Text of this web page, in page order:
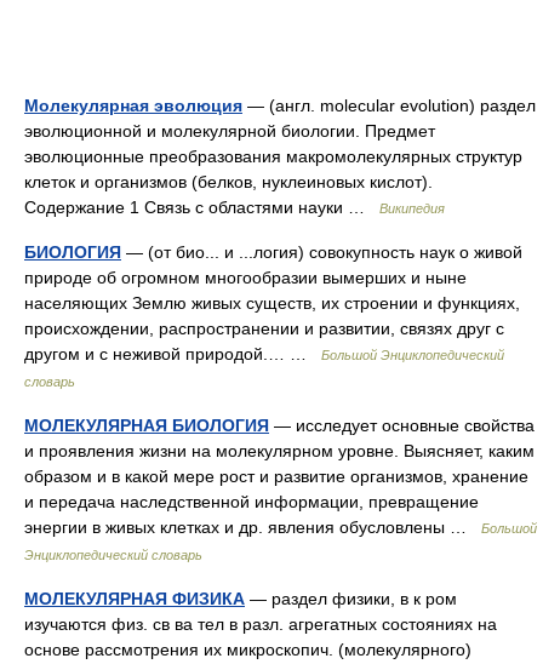
Молекулярная эволюция — (англ. molecular evolution) раздел
эволюционной и молекулярной биологии. Предмет
эволюционные преобразования макромолекулярных структур
клеток и организмов (белков, нуклеиновых кислот).
Содержание 1 Связь с областями науки …
Википедия
БИОЛОГИЯ — (от био... и ...логия) совокупность наук о живой
природе об огромном многообразии вымерших и ныне
населяющих Землю живых существ, их строении и функциях,
происхождении, распространении и развитии, связях друг с
другом и с неживой природой.… …
Большой Энциклопедический
словарь
МОЛЕКУЛЯРНАЯ БИОЛОГИЯ — исследует основные свойства
и проявления жизни на молекулярном уровне. Выясняет, каким
образом и в какой мере рост и развитие организмов, хранение
и передача наследственной информации, превращение
энергии в живых клетках и др. явления обусловлены …
Большой
Энциклопедический словарь
МОЛЕКУЛЯРНАЯ ФИЗИКА — раздел физики, в к ром
изучаются физ. св ва тел в разл. агрегатных состояниях на
основе рассмотрения их микроскопич. (молекулярного)